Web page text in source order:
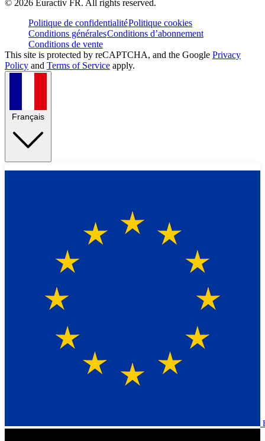
© 2026 Euractiv FR. All rights reserved.
Politique de confidentialitéPolitique cookies
Conditions généralesConditions d’abonnement
Conditions de vente
This site is protected by reCAPTCHA, and the Google Privacy
Policy and Terms of Service apply.
Français